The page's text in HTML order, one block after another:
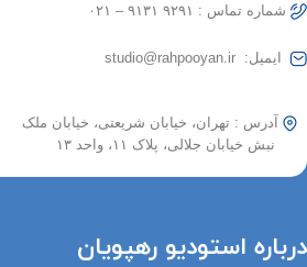
شماره تماس : ۹۲۹۱ ۹۱۳۱ – ۰۲۱
ایمیل: studio@rahpooyan.ir
آدرس : تهران، خیابان شریعتی، خیابان ملک
نبش خیابان جلالی، پلاک ۱۱، واحد ۱۳
درباره استودیو رهپویان